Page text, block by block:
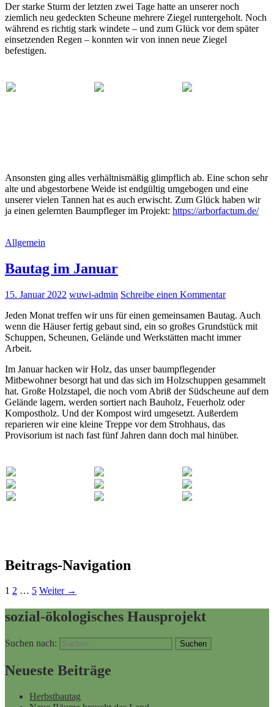
Der starke Sturm der letzten zwei Tage hatte an unserer noch
ziemlich neu gedeckten Scheune mehrere Ziegel runtergeholt. Noch
während es richtig stark windete – und zum Glück vor dem später
einsetzenden Regen – konnten wir von innen neue Ziegel
befestigen.
Ansonsten ging alles verhältnismäßig glimpflich ab. Eine schon sehr
alte und abgestorbene Weide ist endgültig umgebogen und eine
unserer vielen Tannen hat es auch erwischt. Zum Glück haben wir
ja einen gelernten Baumpfleger im Projekt: https://arborfactum.de/
Allgemein
Bautag im Januar
15. Januar 2022 wuwi-admin Schreibe einen Kommentar
Jeden Monat treffen wir uns für einen gemeinsamen Bautag. Auch
wenn die Häuser fertig gebaut sind, ein so großes Grundstück mit
Schuppen, Scheunen, Gelände und Werkstätten macht immer
Arbeit.
Im Januar hacken wir Holz, das unser baumpflegender
Mitbewohner besorgt hat und das sich im Holzschuppen gesammelt
hat. Große Holzstapel, die noch vom Abriß der Südscheune auf dem
Gelände lagern, werden sortiert nach Bauholz, Feuerholz oder
Kompostholz. Und der Kompost wird umgesetzt. Außerdem
reparieren wir eine kleine Treppe vor dem Strohhaus, das
Provisorium ist nach fast fünf Jahren dann doch mal hinüber.
Beitrags-Navigation
1 2 … 5 Weiter →
sozial-ökologisches Hausprojekt
Suchen nach:
Neueste Beiträge
Herbstbautag